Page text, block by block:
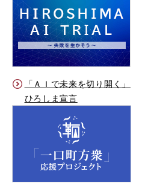
「ＡＩで未来を切り開く」
ひろしま宣言